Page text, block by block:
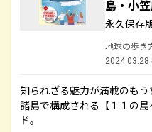
島・小
永久保存
地球の歩き
2024.03.28
知られざる魅力が満載のも
諸島で構成される【１１の
ド。